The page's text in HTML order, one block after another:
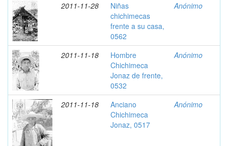
2011-11-28
Niñas
chichimecas
frente a su casa,
0562
Anónimo
2011-11-18
Hombre
Chichimeca
Jonaz de frente,
0532
Anónimo
2011-11-18
Anciano
Chichimeca
Jonaz, 0517
Anónimo